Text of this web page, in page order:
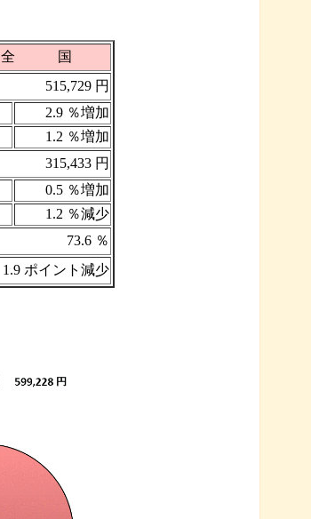
全 国
515,729 円
2.9 ％増加
1.2 ％増加
315,433 円
0.5 ％増加
1.2 ％減少
73.6 ％
1.9 ポイント減少